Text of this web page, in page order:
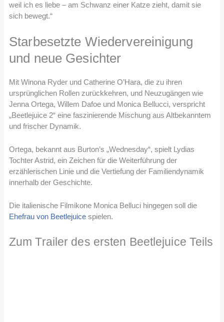
weil ich es liebe – am Schwanz einer Katze zieht, damit sie
sich bewegt.“
Starbesetzte Wiedervereinigung
und neue Gesichter
Mit Winona Ryder und Catherine O’Hara, die zu ihren
ursprünglichen Rollen zurückkehren, und Neuzugängen wie
Jenna Ortega, Willem Dafoe und Monica Bellucci, verspricht
„Beetlejuice 2“ eine faszinierende Mischung aus Altbekanntem
und frischer Dynamik.
Ortega, bekannt aus Burton’s „Wednesday“, spielt Lydias
Tochter Astrid, ein Zeichen für die Weiterführung der
erzählerischen Linie und die Vertiefung der Familiendynamik
innerhalb der Geschichte.
Die italienische Filmikone Monica Belluci hingegen soll die
Ehefrau von Beetlejuice spielen.
Zum Trailer des ersten Beetlejuice Teils